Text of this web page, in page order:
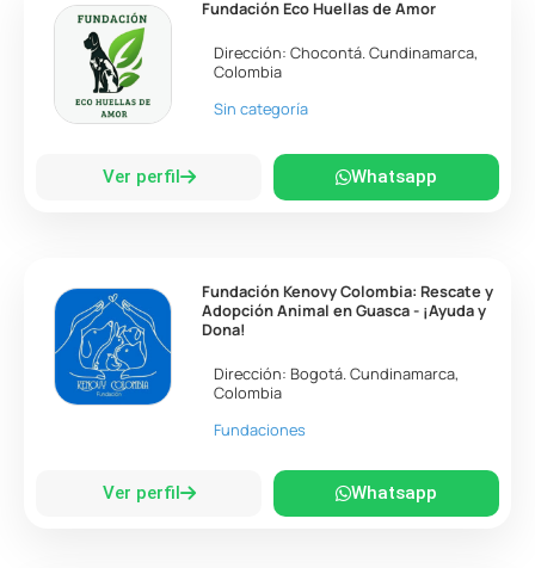
Fundación Eco Huellas de Amor
Dirección:Chocontá.Cundinamarca,
Colombia
Sin categoría
Ver perfil Whatsapp
Fundación Kenovy Colombia: Rescate y
Adopción Animal en Guasca - ¡Ayuda y
Dona!
Dirección: Bogotá.Cundinamarca,
Colombia
Fundaciones
Ver perfil Whatsapp